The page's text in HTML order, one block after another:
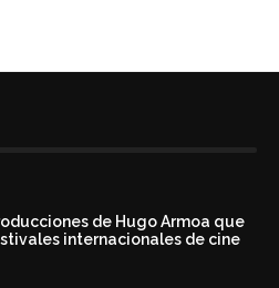
de Hugo Armoa que
internacionales de cine